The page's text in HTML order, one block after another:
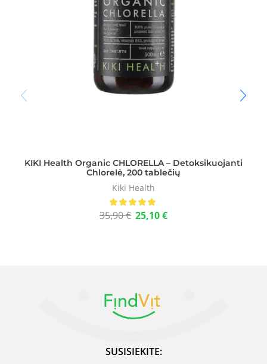
KIKI Health Organic CHLORELLA – Detoksikuojanti
Chlorelė, 200 tablečių
Kiki Health
35,90€ 25,10€
SUSISIEKITE: